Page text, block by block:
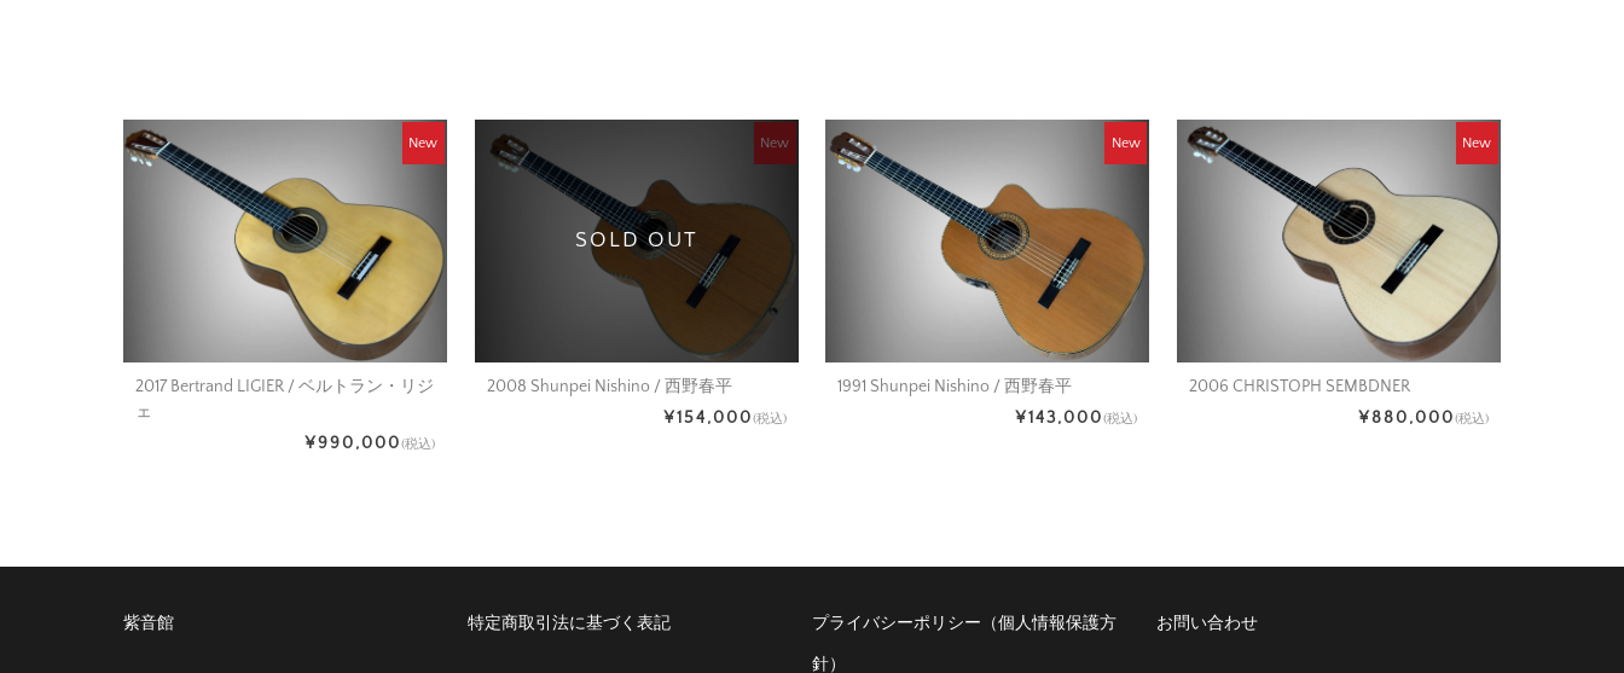
New
2017 Bertrand LIGIER / ベルトラン・リジ
ェ
¥990,000(税込)
SOLD OUT
New
2008 Shunpei Nishino / 西野春平
¥154,000(税込)
New
1991 Shunpei Nishino / 西野春平
¥143,000(税込)
New
2006 CHRISTOPH SEMBDNER
¥880,000(税込)
紫音館 特定商取引法に基づく表記 プライバシーポリシー（個人情報保護方
針）
お問い合わせ